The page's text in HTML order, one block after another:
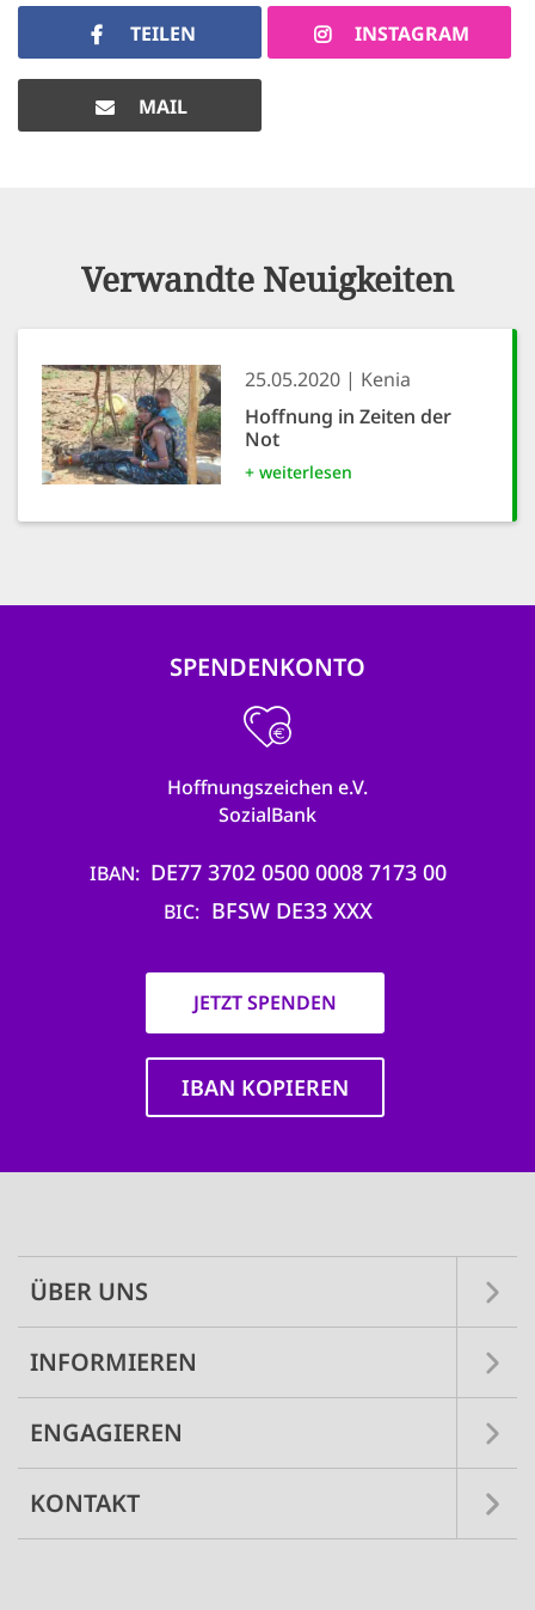
TEILEN INSTAGRAM
MAIL
Verwandte Neuigkeiten
25.05.2020
Kenia
Hoffnung in Zeiten der
Not
+ weiterlesen
SPENDENKONTO
Hoffnungszeichen e.V.
SozialBank
IBAN DE77 3702 0500 0008 7173 00
BIC BFSW DE33 XXX
JETZT SPENDEN
IBAN KOPIEREN
ÜBER UNS
INFORMIEREN
ENGAGIEREN
KONTAKT